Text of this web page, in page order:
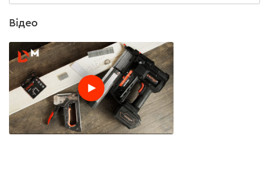
Відео